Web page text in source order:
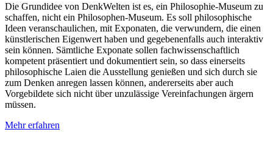
Die Grundidee von DenkWelten ist es, ein Philosophie-Museum zu
schaffen, nicht ein Philosophen-Museum. Es soll philosophische
Ideen veranschaulichen, mit Exponaten, die verwundern, die einen
künstlerischen Eigenwert haben und gegebenenfalls auch interaktiv
sein können. Sämtliche Exponate sollen fachwissenschaftlich
kompetent präsentiert und dokumentiert sein, so dass einerseits
philosophische Laien die Ausstellung genießen und sich durch sie
zum Denken anregen lassen können, andererseits aber auch
Vorgebildete sich nicht über unzulässige Vereinfachungen ärgern
müssen.
Mehr erfahren